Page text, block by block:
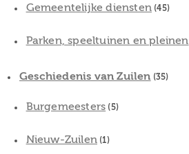
Gemeentelijke diensten (45)
Parken, speeltuinen en pleinen
Geschiedenis van Zuilen (35)
Burgemeesters (5)
Nieuw-Zuilen (1)